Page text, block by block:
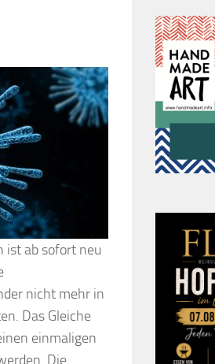
ist ab sofort neu
nicht mehr in
Das Gleiche
einmaligen
Die